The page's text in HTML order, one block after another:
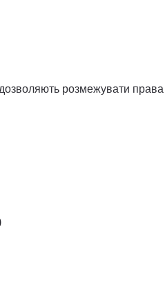
розмежувати права